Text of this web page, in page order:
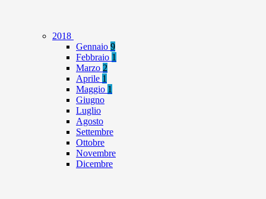
2018
Gennaio 9
Febbraio 1
Marzo 2
Aprile 1
Maggio 1
Giugno
Luglio
Agosto
Settembre
Ottobre
Novembre
Dicembre